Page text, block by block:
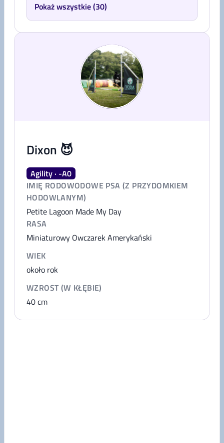
Pokaż wszystkie (30)
Dixon 😈
Agility · -A0
IMIĘ RODOWODOWE PSA (Z PRZYDOMKIEM
HODOWLANYM)
Petite Lagoon Made My Day
RASA
Miniaturowy Owczarek Amerykański
WIEK
około rok
WZROST (W KŁĘBIE)
40cm